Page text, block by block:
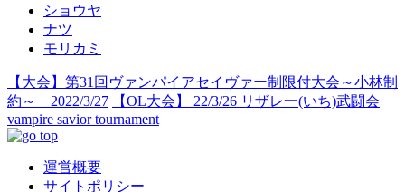
ショウヤ
ナツ
モリカミ
【大会】第31回ヴァンパイアセイヴァー制限付大会～小林制
約～ 2022/3/27
【OL大会】 22/3/26 リザレ一(いち)武闘会
vampire savior tournament
運営概要
サイトポリシー